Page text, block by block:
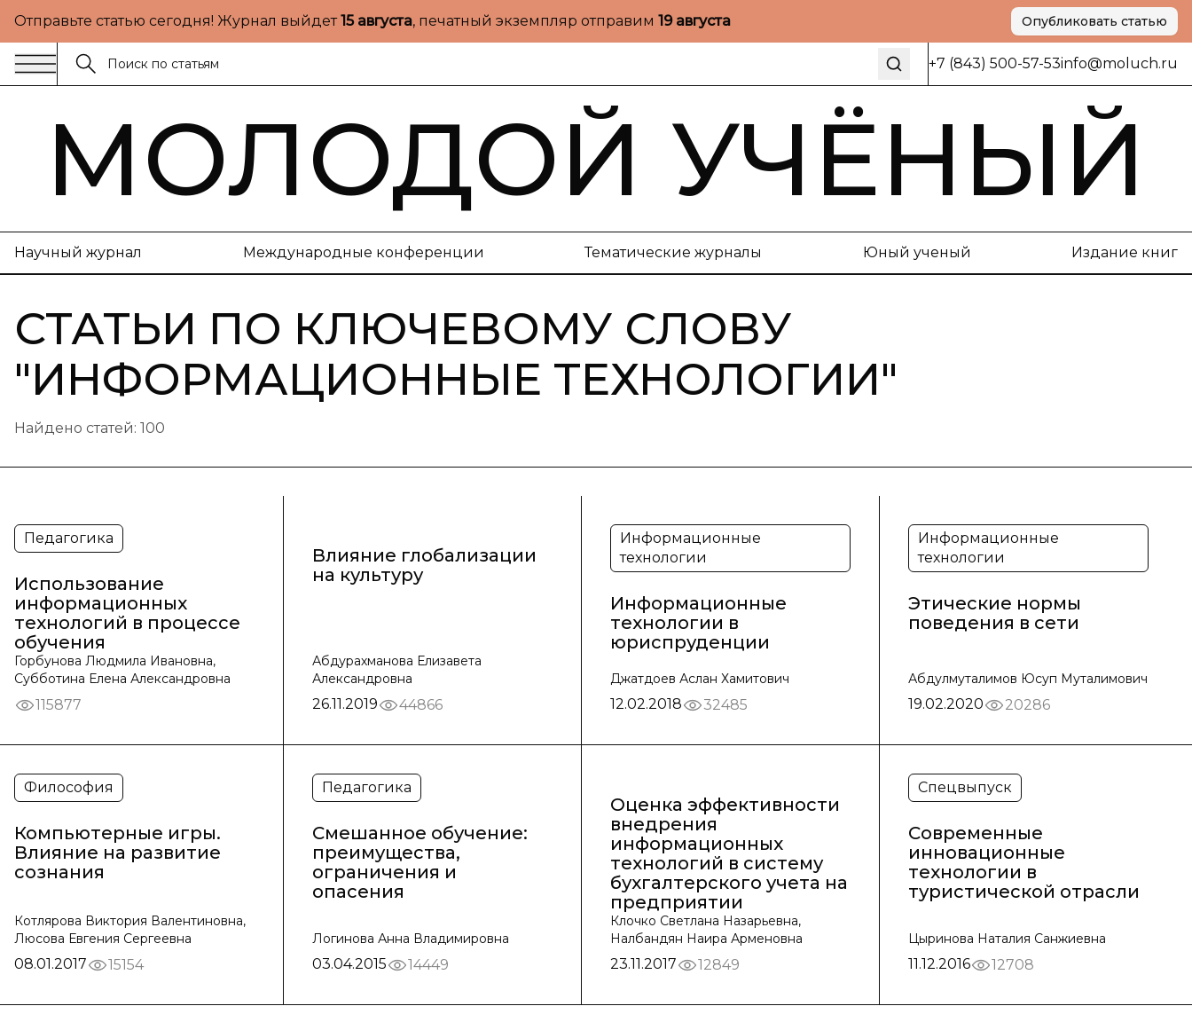
Отправьте статью сегодня! Журнал выйдет15 августа, печатный экземпляр отправим 19 августа Опубликовать статью
+7 (843) 500-57-53info@moluch.ru
МОЛОДОЙ УЧЁНЫЙ
Научный журнал Международные конференции Тематические журналы Юный ученый Издание книг
СТАТЬИ ПО КЛЮЧЕВОМУ СЛОВУ
"ИНФОРМАЦИОННЫЕ ТЕХНОЛОГИИ"
Найдено статей: 100
Педагогика
Использование
информационных
технологий в процессе
обучения
Горбунова Людмила Ивановна,
Субботина Елена Александровна
115877
Влияние глобализации
на культуру
Абдурахманова Елизавета
Александровна
26.11.2019 44866
Информационные
технологии
Информационные
технологии в
юриспруденции
Джатдоев Аслан Хамитович
12.02.2018 32485
Информационные
технологии
Этические нормы
поведения в сети
Абдулмуталимов Юсуп Муталимович
19.02.2020 20286
Философия
Компьютерные игры.
Влияние на развитие
сознания
Котлярова Виктория Валентиновна,
Люсова Евгения Сергеевна
08.01.2017 15154
Педагогика
Смешанное обучение:
преимущества,
ограничения и
опасения
Логинова Анна Владимировна
03.04.2015 14449
Оценка эффективности
внедрения
информационных
технологий в систему
бухгалтерского учета на
предприятии
Клочко Светлана Назарьевна,
Налбандян Наира Арменовна
23.11.2017 12849
Спецвыпуск
Современные
инновационные
технологии в
туристической отрасли
Цыринова Наталия Санжиевна
11.12.2016 12708